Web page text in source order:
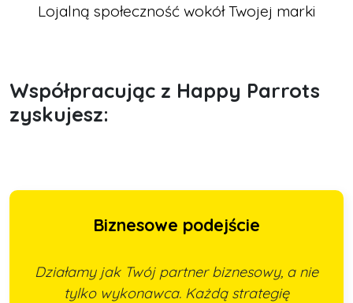
Lojalną społeczność wokół Twojej marki
Współpracując z Happy Parrots
zyskujesz:
Biznesowe podejście
Działamy jak Twój partner biznesowy, a nie
tylko wykonawca. Każdą strategię